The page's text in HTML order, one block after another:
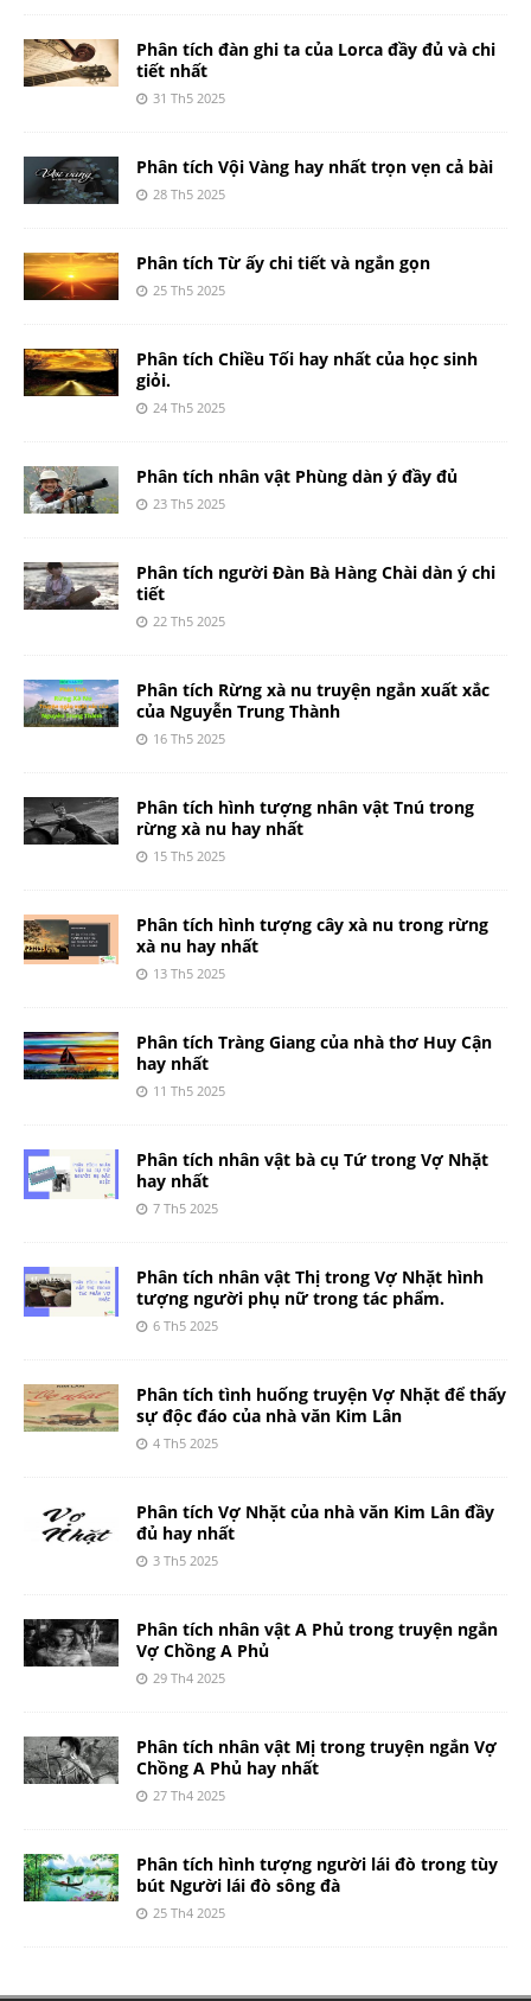
Phân tích đàn ghi ta của Lorca đầy đủ và chi
tiết nhất
31 Th5 2025
Phân tích Vội Vàng hay nhất trọn vẹn cả bài
28 Th5 2025
Phân tích Từ ấy chi tiết và ngắn gọn
25 Th5 2025
Phân tích Chiều Tối hay nhất của học sinh
giỏi.
24 Th5 2025
Phân tích nhân vật Phùng dàn ý đầy đủ
23 Th5 2025
Phân tích người Đàn Bà Hàng Chài dàn ý chi
tiết
22 Th5 2025
Phân tích Rừng xà nu truyện ngắn xuất xắc
của Nguyễn Trung Thành
16 Th5 2025
Phân tích hình tượng nhân vật Tnú trong
rừng xà nu hay nhất
15 Th5 2025
Phân tích hình tượng cây xà nu trong rừng
xà nu hay nhất
13 Th5 2025
Phân tích Tràng Giang của nhà thơ Huy Cận
hay nhất
11 Th5 2025
Phân tích nhân vật bà cụ Tứ trong Vợ Nhặt
hay nhất
7 Th5 2025
Phân tích nhân vật Thị trong Vợ Nhặt hình
tượng người phụ nữ trong tác phẩm.
6 Th5 2025
Phân tích tình huống truyện Vợ Nhặt để thấy
sự độc đáo của nhà văn Kim Lân
4 Th5 2025
Phân tích Vợ Nhặt của nhà văn Kim Lân đầy
đủ hay nhất
3 Th5 2025
Phân tích nhân vật A Phủ trong truyện ngắn
Vợ Chồng A Phủ
29 Th4 2025
Phân tích nhân vật Mị trong truyện ngắn Vợ
Chồng A Phủ hay nhất
27 Th4 2025
Phân tích hình tượng người lái đò trong tùy
bút Người lái đò sông đà
25 Th4 2025